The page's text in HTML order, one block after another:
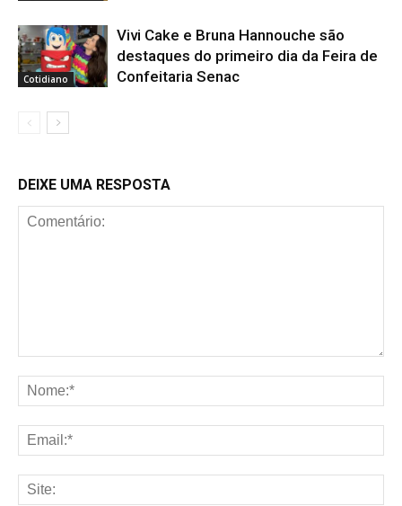
Cotidiano
Vivi Cake e Bruna Hannouche são
destaques do primeiro dia da Feira de
Confeitaria Senac
DEIXE UMA RESPOSTA